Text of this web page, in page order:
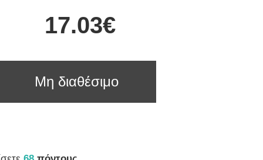
17.03€
Μη διαθέσιμο